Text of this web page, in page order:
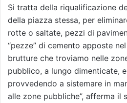
Si tratta della riqualificazione
della piazza stessa, per
rotte o saltate, pezzi di
“pezze” di cemento apposte
brutture che troviamo nelle
pubblico, a lungo dimenticate,
provvedendo a sistemare in
alle zone pubbliche”, afferma il